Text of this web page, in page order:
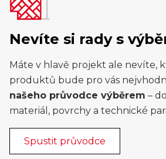
Nevíte si rady s
Máte v hlavě projekt ale nevíte,
produktů bude pro vás
našeho průvodce výběrem –
materiál, povrchy a technické
Spustit průvodce